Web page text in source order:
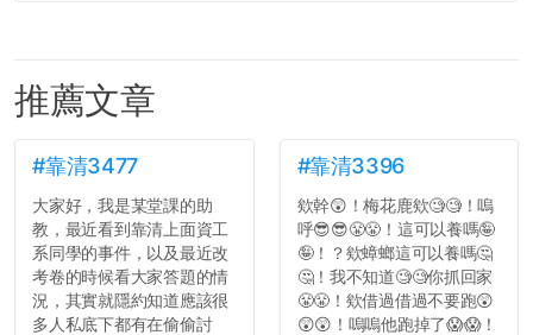
推薦文章
#靠清3477
大家好，我是某堂課的助
教，最近看到靠清上面資工
系同學的事件，以及最近改
考卷的時候看大家答題的情
況，其實就隱約知道應該很
多人私底下都有在偷偷討
#靠清3396
欸幹😲！梅花鹿欸🧐🧐！嗚
呼😎😎😤😤！這可以養嗎🤪
🤪！？欸蟑螂這可以養嗎🤔
🤔！我不知道🧐🧐你抓回家
😤😤！欸借過借過不要跑😲
😲😲！嗚嗚他跑掉了😱😱！